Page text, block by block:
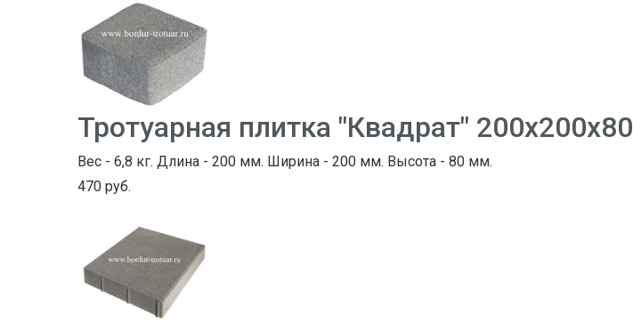
Тротуарная плитка "Квадрат" 200х200х80
Вес - 6,8 кг. Длина - 200 мм. Ширина - 200 мм. Высота - 80 мм.
470 руб.